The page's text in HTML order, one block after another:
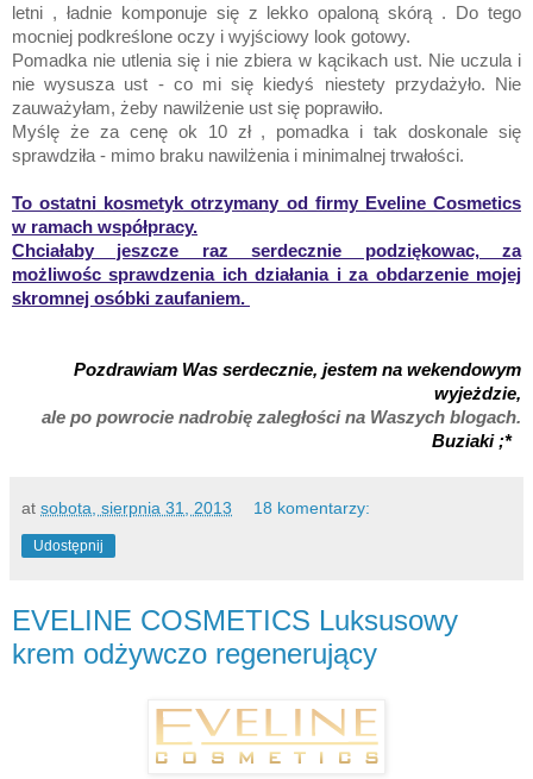
letni , ładnie komponuje się z lekko opaloną skórą . Do tego
mocniej podkreślone oczy i wyjściowy look gotowy.
Pomadka nie utlenia się i nie zbiera w kącikach ust. Nie uczula i
nie wysusza ust - co mi się kiedyś niestety przydażyło. Nie
zauważyłam, żeby nawilżenie ust się poprawiło.
Myślę że za cenę ok 10 zł , pomadka i tak doskonale się
sprawdziła - mimo braku nawilżenia i minimalnej trwałości.
To ostatni kosmetyk otrzymany od firmy Eveline Cosmetics
w ramach współpracy.
Chciałaby jeszcze raz serdecznie podziękowac, za
możliwośc sprawdzenia ich działania i za obdarzenie mojej
skromnej osóbki zaufaniem.
Pozdrawiam Was serdecznie, jestem na wekendowym
wyjeżdzie,
ale po powrocie nadrobię zaległości na Waszych blogach.
Buziaki ;*
at sobota, sierpnia 31, 2013 18 komentarzy:
Udostępnij
EVELINE COSMETICS Luksusowy
krem odżywczo regenerujący